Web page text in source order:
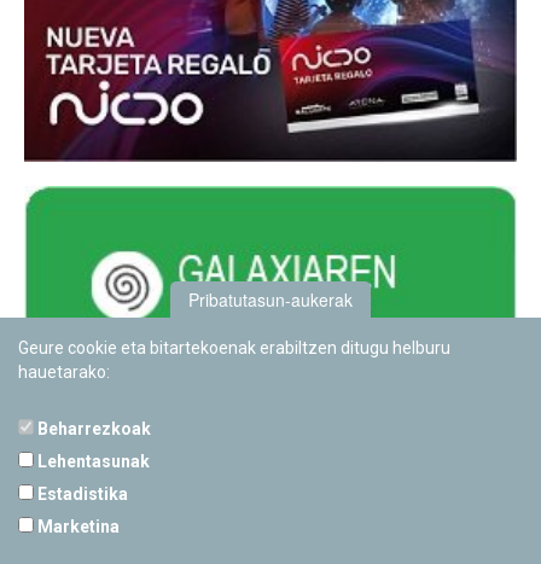
Pribatutasun-aukerak
Geure cookie eta bitartekoenak erabiltzen ditugu helburu
hauetarako:
Beharrezkoak
Lehentasunak
Estadistika
Marketina